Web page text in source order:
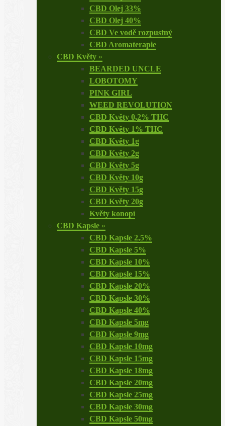
CBD Olej 33%
CBD Olej 40%
CBD Ve vodě rozpustný
CBD Aromaterapie
CBD Květy »
BEARDED UNCLE
LOBOTOMY
PINK GIRL
WEED REVOLUTION
CBD Květy 0,2% THC
CBD Květy 1% THC
CBD Květy 1g
CBD Květy 2g
CBD Květy 5g
CBD Květy 10g
CBD Květy 15g
CBD Květy 20g
Květy konopí
CBD Kapsle »
CBD Kapsle 2,5%
CBD Kapsle 5%
CBD Kapsle 10%
CBD Kapsle 15%
CBD Kapsle 20%
CBD Kapsle 30%
CBD Kapsle 40%
CBD Kapsle 5mg
CBD Kapsle 9mg
CBD Kapsle 10mg
CBD Kapsle 15mg
CBD Kapsle 18mg
CBD Kapsle 20mg
CBD Kapsle 25mg
CBD Kapsle 30mg
CBD Kapsle 50mg